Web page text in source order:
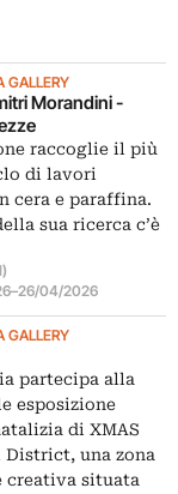
GALLERY
Morandini -
raccoglie il più
di lavori
cera e paraffina.
sua ricerca c’è
–26/04/2026
GALLERY
partecipa alla
esposizione
di XMAS
una zona
creativa situata